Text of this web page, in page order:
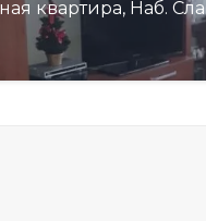
квартира, Наб.